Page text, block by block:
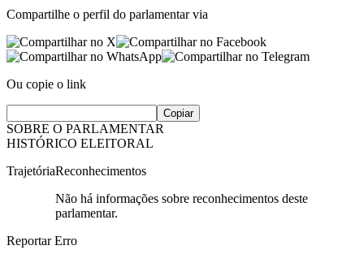
Compartilhe o perfil do parlamentar via
Ou copie o link
Copiar
SOBRE O PARLAMENTAR
HISTÓRICO ELEITORAL
TrajetóriaReconhecimentos
Não há informações sobre reconhecimentos deste
parlamentar.
Reportar Erro